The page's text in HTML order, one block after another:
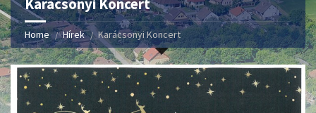
Karácsonyi Koncert
Home Hírek Karácsonyi Koncert